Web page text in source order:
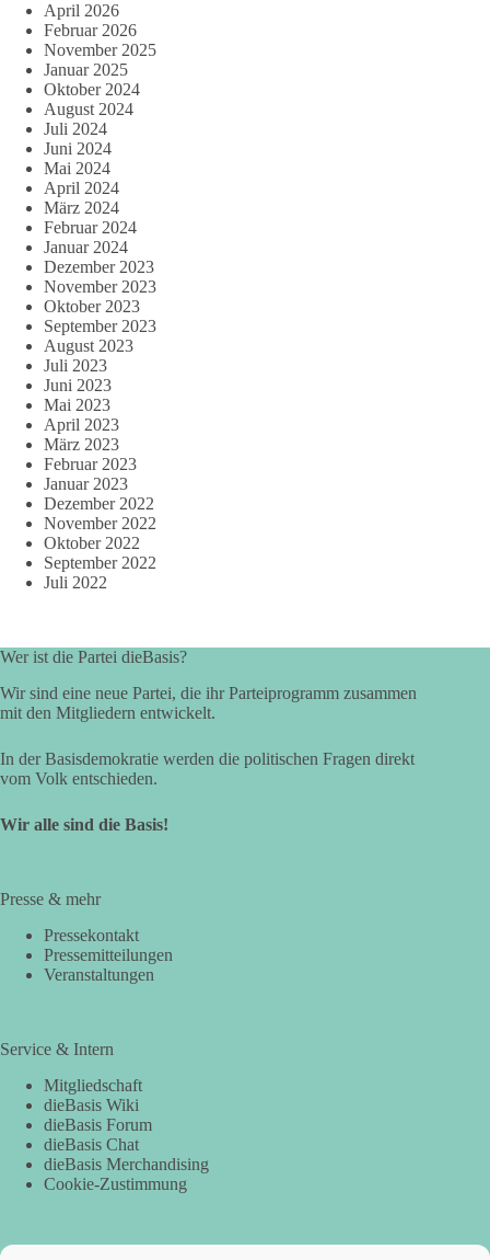
April 2026
Februar 2026
November 2025
Januar 2025
Oktober 2024
August 2024
Juli 2024
Juni 2024
Mai 2024
April 2024
März 2024
Februar 2024
Januar 2024
Dezember 2023
November 2023
Oktober 2023
September 2023
August 2023
Juli 2023
Juni 2023
Mai 2023
April 2023
März 2023
Februar 2023
Januar 2023
Dezember 2022
November 2022
Oktober 2022
September 2022
Juli 2022
Wer ist die Partei dieBasis?
Wir sind eine neue Partei, die ihr Parteiprogramm zusammen
mit den Mitgliedern entwickelt.
In der Basisdemokratie werden die politischen Fragen direkt
vom Volk entschieden.
Wir alle sind die Basis!
Presse & mehr
Pressekontakt
Pressemitteilungen
Veranstaltungen
Service & Intern
Mitgliedschaft
dieBasis Wiki
dieBasis Forum
dieBasis Chat
dieBasis Merchandising
Cookie-Zustimmung